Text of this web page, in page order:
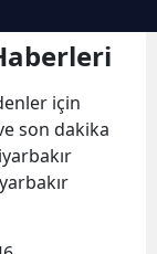
için
son dakika